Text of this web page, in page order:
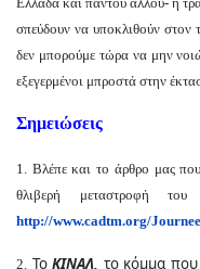
σπεύδουν να υποκλιθούν στον
δεν μπορούμε τώρα να μην
εξεγερμένοι μπροστά στην
Σημειώσεις
1. Βλέπε και το άρθρο μας
θλιβερή μεταστροφή
http://www.cadtm.org/
2. ΤοΚΙΝΑΛ, το κόμμα που